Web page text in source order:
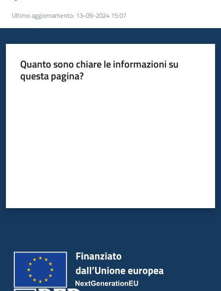
Ultimo aggiornamento: 13-09-2024 15:07
Quanto sono chiare le informazioni su
questa pagina?